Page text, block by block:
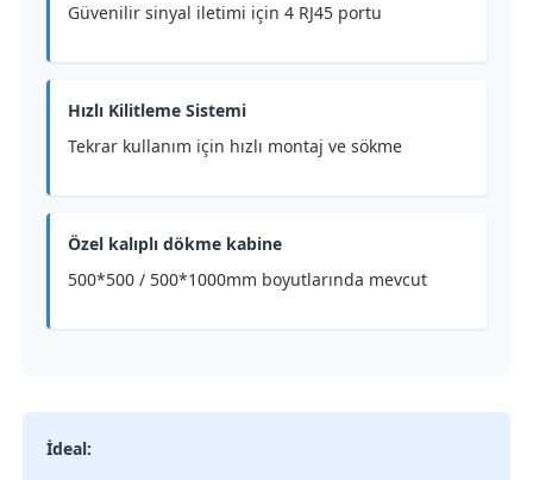
Güvenilir sinyal iletimi için 4 RJ45 portu
Hızlı Kilitleme Sistemi
Tekrar kullanım için hızlı montaj ve sökme
Özel kalıplı dökme kabine
500*500 / 500*1000mm boyutlarında mevcut
İdeal: